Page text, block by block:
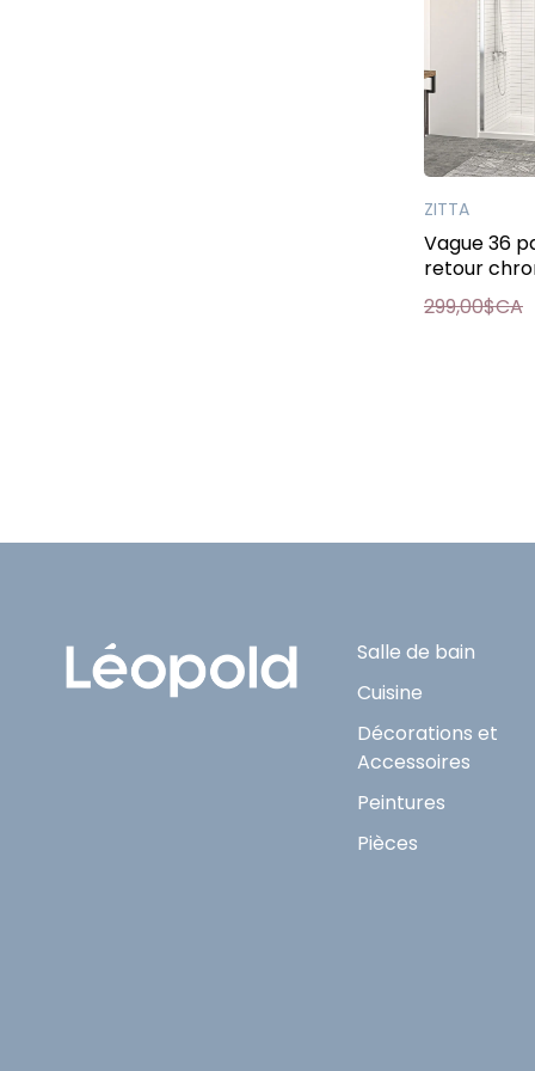
ZITTA
Vague 36
retour
299,00$CA
Salle de bain
Cuisine
Décorations et
Accessoires
Peintures
Pièces